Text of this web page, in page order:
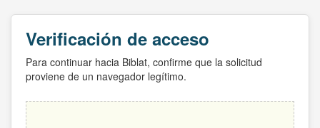
Verificación de acceso
Para continuar hacia Biblat, confirme que la solicitud
proviene de un navegador legítimo.